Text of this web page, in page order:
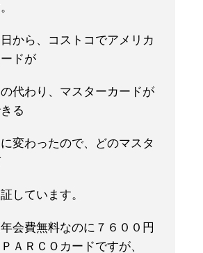
から、コストコでアメリカ
ドが
代わり、マスターカードが
る
変わったので、どのマスタ
しています。
会費無料なのに７６００円
ＡＲＣＯカードですが、